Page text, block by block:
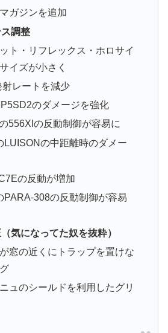
ガジンを追加
調整
ト・リフレックス・ホロサイ
イズが小さく
射レートを減少
のダメージを強化
556XIの反動制御が容易に
LUISONの中距離時のダメー
の反動が増加
PARA-308の反動制御が容易
気になってた奴を抜粋）
窓の近くにトラップを置けな
ュのシールドを利用したグリ